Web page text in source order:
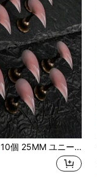
10個 25MM ユニークなパーソナライズされたヴィンテージストリートスタイル ミニマリストカジュアル エレガント デイリー 精巧 スイート キュート 無地 ジェリーピンク 透明 ポインテッドトゥ ハンドメイド ショート キャットアイ フェイクネイルチップセット、女の子と女性に適しており、あなたをより魅力的にします